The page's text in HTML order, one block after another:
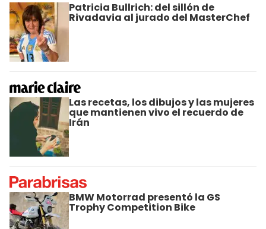
Patricia Bullrich: del sillón de
Rivadavia al jurado del MasterChef
Las recetas, los dibujos y las mujeres
que mantienen vivo el recuerdo de
Irán
BMW Motorrad presentó la GS
Trophy Competition Bike